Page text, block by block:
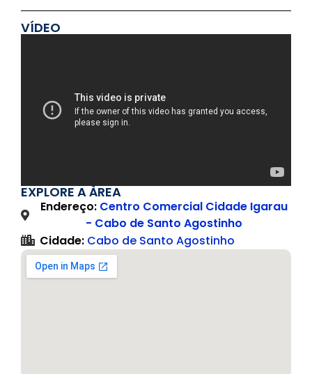
VÍDEO
EXPLORE A ÀREA
Endereço:Centro Comercial Cidade Igarau
- Cabo de Santo Agostinho
Cidade: Cabo de Santo Agostinho